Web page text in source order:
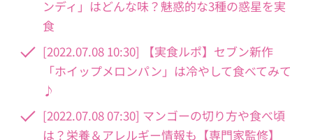
ンディ」はどんな味？魅惑的な3種の惑星を実
食
[2022.07.08 10:30] 【実食ルポ】セブン新作
「ホイップメロンパン」は冷やして食べてみて
♪
[2022.07.08 07:30] マンゴーの切り方や食べ頃
は？栄養＆アレルギー情報も【専門家監修】